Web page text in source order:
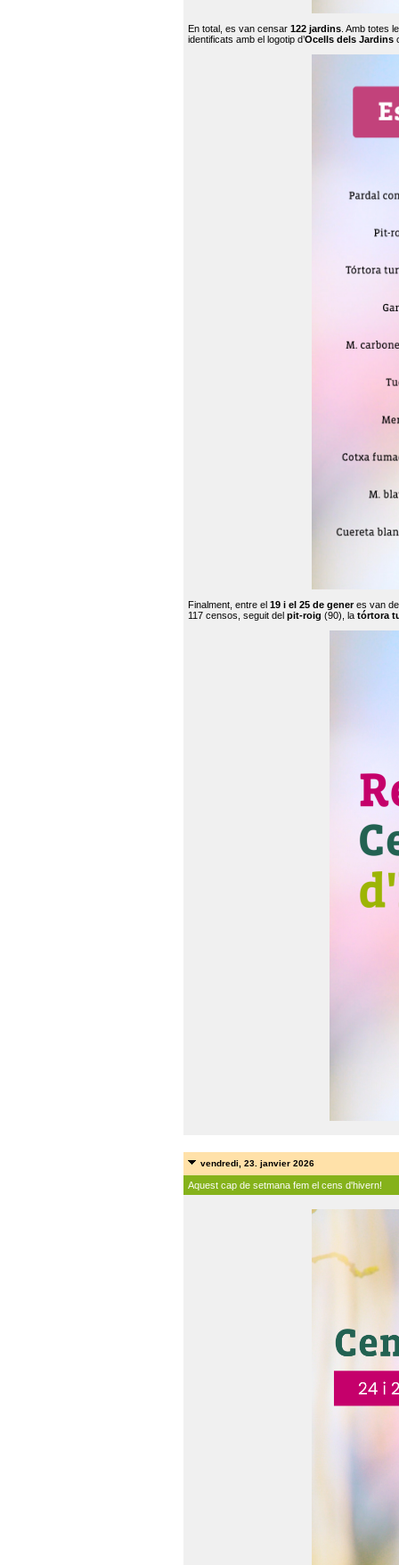
En total, es van censar 122 jardins . Amb totes
identificats amb el logotip d’Ocells dels Jardins
Finalment, entre el 19 i el 25 de generes van
117 censos, seguit del pit-roig (90), la tórtora
vendredi, 23. janvier 2026
Aquest cap de setmana fem el cens d'hivern!